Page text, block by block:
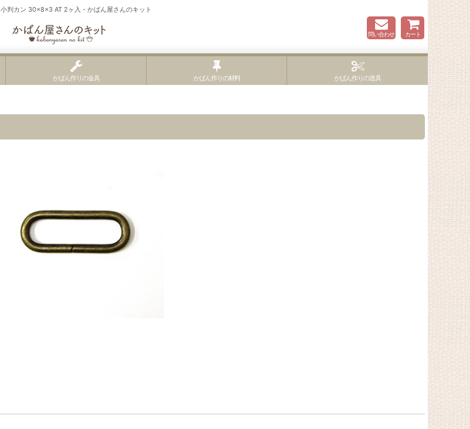
小判カン 30×8×3 AT 2ヶ入 - かばん屋さんのキット
問い合わせ カート
かばん作りの金具 かばん作りの材料 かばん作りの道具